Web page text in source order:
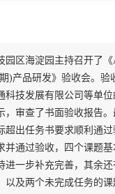
园区海淀园主持召开了《
)产品研发》验收会。验
科技发展有限公司等单位
，审查了书面验收报告
超出任务书要求顺利通
并通过验收，四个课题
进一步补充完善，其余
以及两个未完成任务的